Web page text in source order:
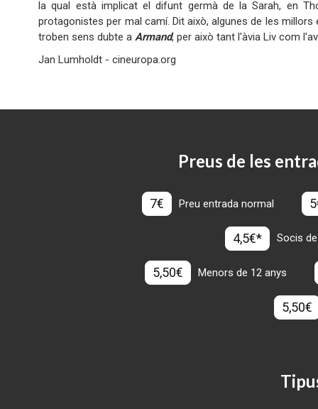
la qual està implicat el difunt germà de la Sarah, en
protagonistes per mal camí. Dit això, algunes de les
troben sens dubte aArmand, per això tant l'àvia Liv com
Jan Lumholdt - cineuropa.org
Preus de les
7€ Preu entrada normal
4,5€* Socis
5,50€ Menors de 12 anys
5,50€